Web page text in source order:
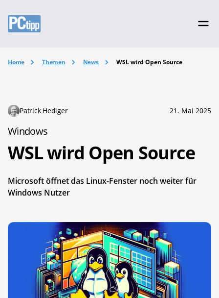
Home Themen News WSL wird Open Source
Patrick Hediger 21. Mai 2025
Windows
WSL wird Open Source
Microsoft öffnet das Linux-Fenster noch weiter für
Windows Nutzer